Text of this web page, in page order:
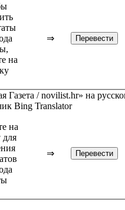
на
⇒
Газета / novilist.hr» на
Bing Translator
на
для
⇒